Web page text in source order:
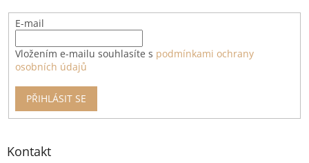
E-mail
Vložením e-mailu souhlasíte s podmínkami ochrany
osobních údajů
PŘIHLÁSIT SE
Kontakt